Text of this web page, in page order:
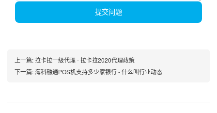
提交问题
上一篇:拉卡拉一级代理 - 拉卡拉2020代理政策
下一篇:海科融通POS机支持多少家银行 - 什么叫行业动态